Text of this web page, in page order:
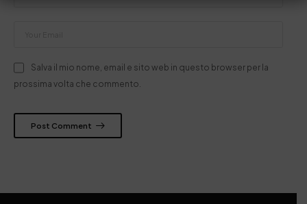
Salva il mio nome, email e sito web in questo browser per la
prossima volta che commento.
Post Comment